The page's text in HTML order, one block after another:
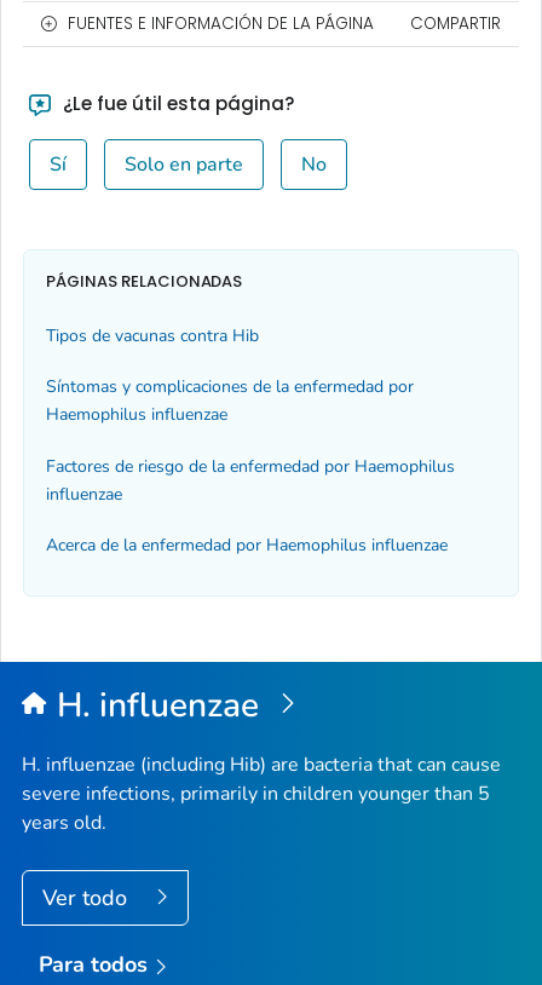
FUENTES E INFORMACIÓN DE LA PÁGINA COMPARTIR
¿Le fue útil esta página?
Sí Solo en parte No
PÁGINAS RELACIONADAS
Tipos de vacunas contra Hib
Síntomas y complicaciones de la enfermedad por
Haemophilus influenzae
Factores de riesgo de la enfermedad por Haemophilus
influenzae
Acerca de la enfermedad por Haemophilus influenzae
H. influenzae
H. influenzae (including Hib) are bacteria that can cause
severe infections, primarily in children younger than 5
years old.
Ver todo
Para todos